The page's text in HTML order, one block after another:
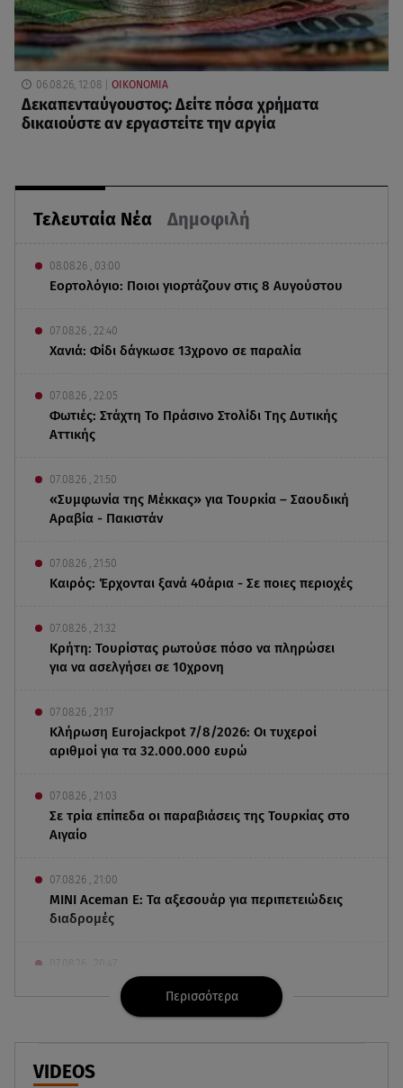
Τελευταία Νέα Δημοφιλή
08.08.26 , 03:00
Εορτολόγιο: Ποιοι γιορτάζουν στις 8 Αυγούστου
07.08.26 , 22:40
Χανιά: Φίδι δάγκωσε 13χρονο σε παραλία
07.08.26 , 22:05
Φωτιές: Στάχτη Το Πράσινο Στολίδι Της Δυτικής
Αττικής
07.08.26 , 21:50
«Συμφωνία της Μέκκας» για Τουρκία – Σαουδική
Αραβία - Πακιστάν
07.08.26 , 21:50
Καιρός: Έρχονται ξανά 40άρια - Σε ποιες περιοχές
07.08.26 , 21:32
Κρήτη: Τουρίστας ρωτούσε πόσο να πληρώσει
για να ασελγήσει σε 10χρονη
07.08.26 , 21:17
Κλήρωση Eurojackpot 7/8/2026: Οι τυχεροί
αριθμοί για τα 32.000.000 ευρώ
07.08.26 , 21:03
Σε τρία επίπεδα οι παραβιάσεις της Τουρκίας στο
Αιγαίο
07.08.26 , 21:00
MINI Aceman E: Τα αξεσουάρ για περιπετειώδεις
διαδρομές
Χανιά: Νεκρή βρέθηκε αγνοούμενη - Ξέφυγε από
αστυνομικούς που την εντόπισαν
07.08.26 , 20:18
Μυστράς: Κρίσιμος για το κατηγορητήριο ο
Περισσότερα
VIDEOS
06.08.26, 12:08 ΟΙΚΟΝΟΜΙΑ
Δεκαπενταύγουστος: Δείτε πόσα χρήματα
δικαιούστε αν εργαστείτε την αργία